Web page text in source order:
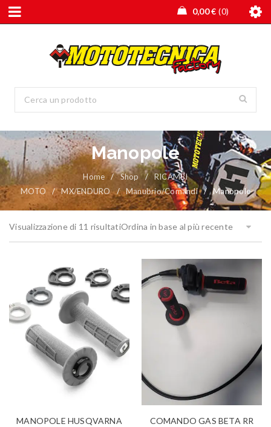
0,00€ 0
Manopole
Home / Shop /
RICAMBI
MOTO
/ MX/ENDURO / Manubrio/Comandi / Manopole
Visualizzazione di 11 risultatiOrdina in base al più recente
MANOPOLE HUSQVARNA COMANDO GAS BETA RR